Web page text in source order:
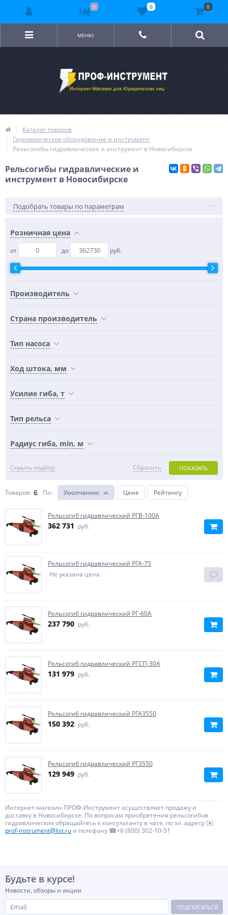
МЕНЮ
Каталог товаров
Гидравлическое оборудование и инструмент
Рельсогибы гидравлические и инструмент в Новосибирске
Рельсогибы гидравлические и
инструмент в Новосибирске
Подобрать товары по параметрам
Розничная цена
от до руб.
Производитель
Страна производитель
Тип насоса
Ход штока, мм
Усилие гиба, т
Тип рельса
Радиус гиба, min, м
Скрыть подбор ПОКАЗАТЬ
Сбросить
Товаров: 6 По: Умолчанию Цене Рейтингу
Рельсогиб гидравлический РГВ-100А
362 731 руб.
Рельсогиб гидравлический РГА-75
Не указана цена
Рельсогиб гидравлический РГ-60А
237 790 руб.
Рельсогиб гидравлический РГСП-30А
131 979 руб.
Рельсогиб гидравлический РГА3550
150 392 руб.
Рельсогиб гидравлический РГ3550
129 949 руб.
Интернет-магазин ПРОФ-Инструмент осуществляет продажу и
доставку в Новосибирске. По вопросам приобретения рельсогибов
гидравлических обращайтесь к консультанту в чате, по эл. адресу ✉️
prof-instrument@list.ru и телефону ☎+8 (800) 302-10-51
Будьте в курсе!
Новости, обзоры и акции
ПОДПИСАТЬСЯ
0 0 0